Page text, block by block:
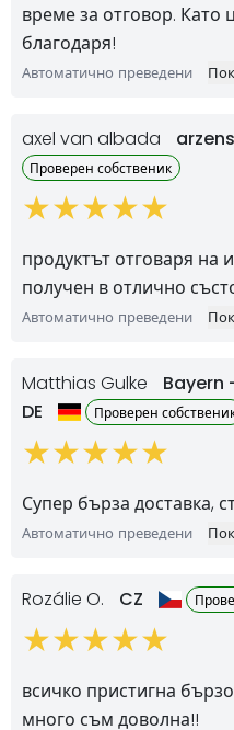
време за отговор. Като
благодаря!
Автоматично преведени
axel van albada
Проверен собственик
продуктът отговаря на
получен в отлично
Автоматично преведени
Matthias Gulke
Bayern
DE
Проверен
Супер бърза доставка,
Автоматично преведени
Rozálie O. CZ
всичко пристигна
много съм доволна!!